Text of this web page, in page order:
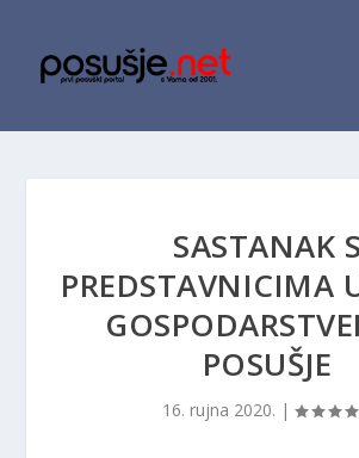
SASTANAK S
PREDSTAVNICIMA
POSUŠJE
16. rujna 2020. |